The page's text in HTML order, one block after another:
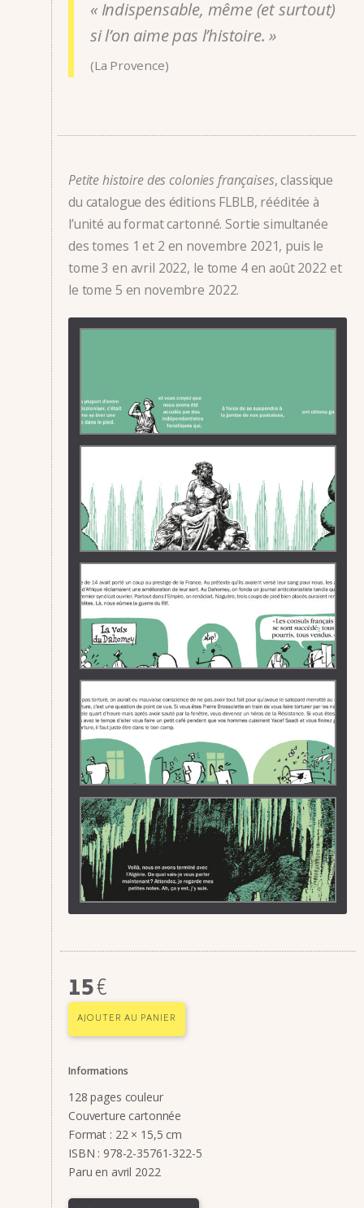
« Indis­pen­sable, même (et surtout)
si l’on aime pas l’his­toire. »
(La Provence)
Petite histoire des colonies françaises, classique
du catalogue des éditions FLBLB, rééditée à
l’unité au format cartonné. Sortie simultanée
des tomes 1 et 2 en novembre 2021, puis le
tome 3 en avril 2022, le tome 4 en août 2022 et
le tome 5 en novembre 2022.
15€
AJOUTER AU PANIER
Informations
128 pages couleur
Couverture cartonnée
Format : 22 × 15,5 cm
ISBN : 978-2-35761-322-5
Paru en avril 2022